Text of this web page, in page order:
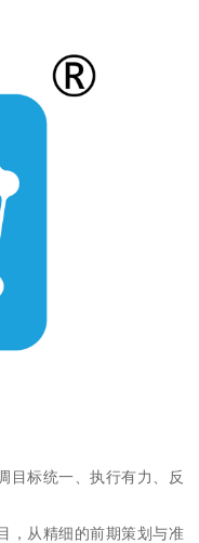
目标统一、执行有力、反
，从精细的前期策划与准